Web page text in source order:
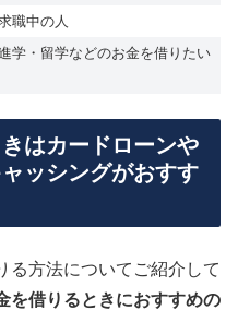
職中の人
学・留学などのお金を借りたい
はカードローンや
ッシングがおすす
る方法についてご紹介して
を借りるときにおすすめの